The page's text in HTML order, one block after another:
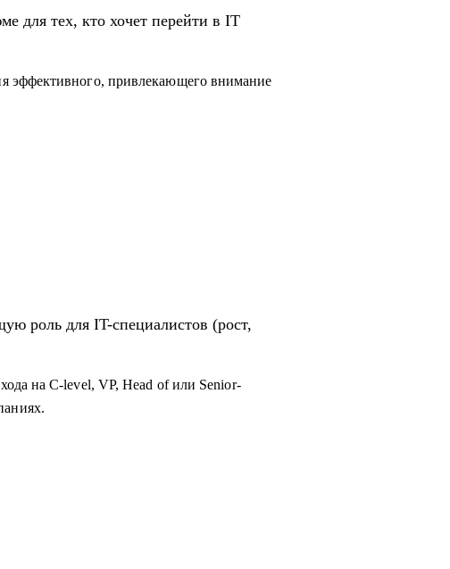
для тех, кто хочет перейти в IT
эффективного, привлекающего внимание
роль для IT-специалистов (рост,
на C-level, VP, Head of или Senior-